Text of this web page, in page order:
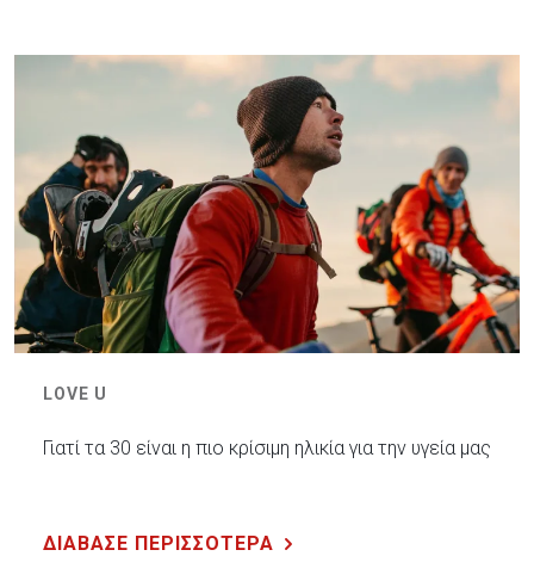
LOVE U
Γιατί τα 30 είναι η πιο κρίσιμη ηλικία για την υγεία μας
ΔΙΑΒΑΣΕ ΠΕΡΙΣΣΟΤΕΡΑ